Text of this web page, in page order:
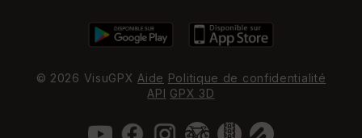
© 2026 VisuGPXAide Politique de confidentialité
API GPX 3D